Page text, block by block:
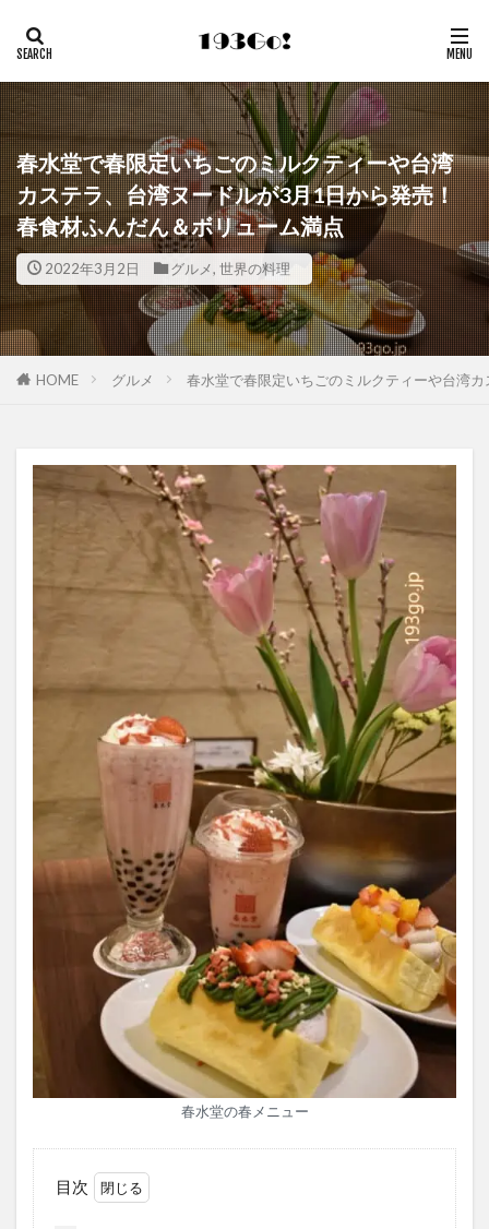
春水堂で春限定いちごのミルクティーや台湾
カステラ、台湾ヌードルが3月1日から発売！
春食材ふんだん＆ボリューム満点
2022年3月2日 グルメ, 世界の料理
HOME グルメ 春水堂で春限定いちごのミルクティーや台湾
春水堂の春メニュー
目次